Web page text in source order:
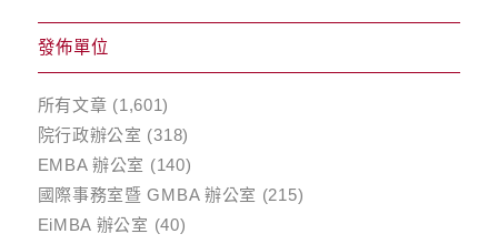
發佈單位
所有文章 (1,601)
院行政辦公室 (318)
EMBA 辦公室 (140)
國際事務室暨 GMBA 辦公室 (215)
EiMBA 辦公室 (40)